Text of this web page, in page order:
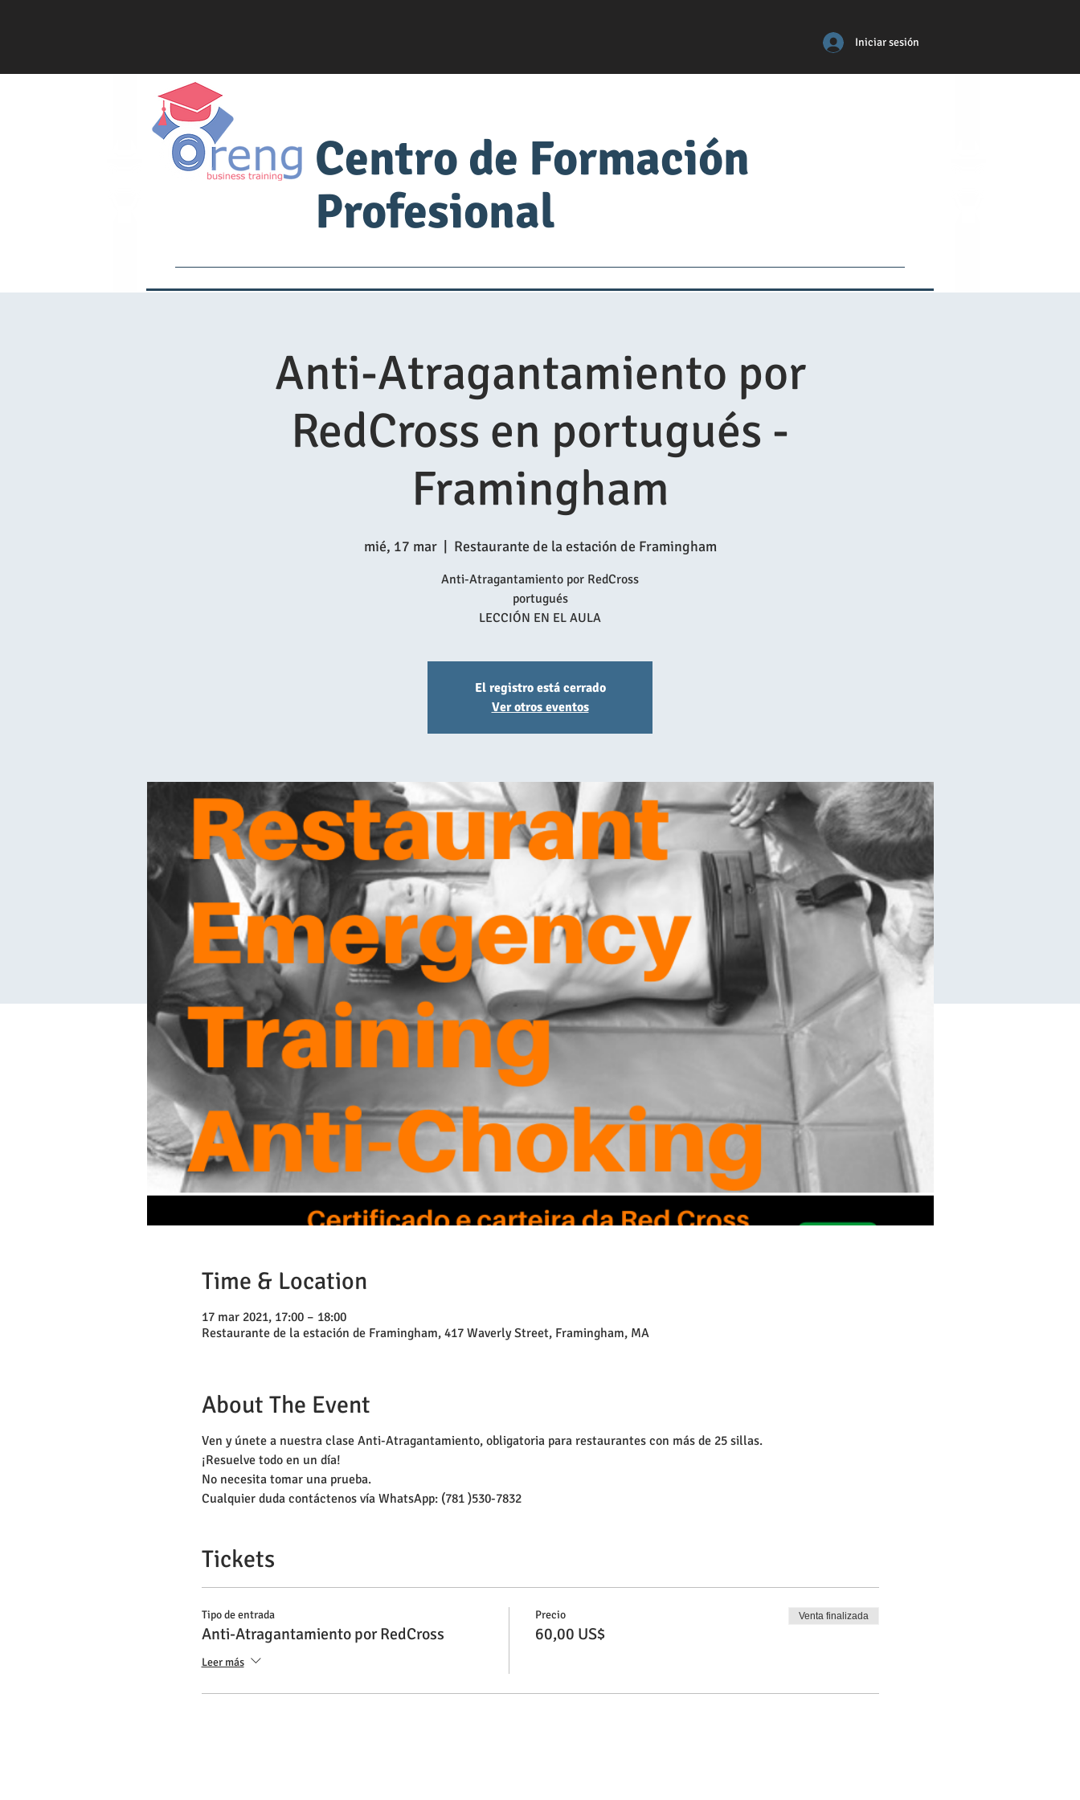
Iniciar sesión
Centro de Formación
Profesional
Anti-Atragantamiento por
RedCross en portugués -
Framingham
mié, 17 mar
  |
Restaurante de la estación de Framingham
Anti-Atragantamiento por RedCross
portugués
LECCIÓN EN EL AULA
El registro está cerrado
Ver otros eventos
Time & Location
17 mar 2021, 17:00 – 18:00
Restaurante de la estación de Framingham, 417 Waverly Street, Framingham, MA
About The Event
Ven y únete a nuestra clase Anti-Atragantamiento, obligatoria para restaurantes con más de 25 sillas.
¡Resuelve todo en un día!
No necesita tomar una prueba.
Cualquier duda contáctenos vía WhatsApp: (781 )530-7832
Tickets
Tipo de entrada
Anti-Atragantamiento por RedCross
Leer más
Precio
60,00 US$
Venta finalizada